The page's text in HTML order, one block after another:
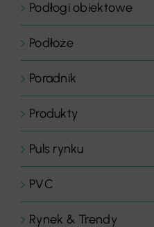
Podłogi obiektowe
Podłoże
Poradnik
Produkty
Puls rynku
PVC
Rynek & Trendy